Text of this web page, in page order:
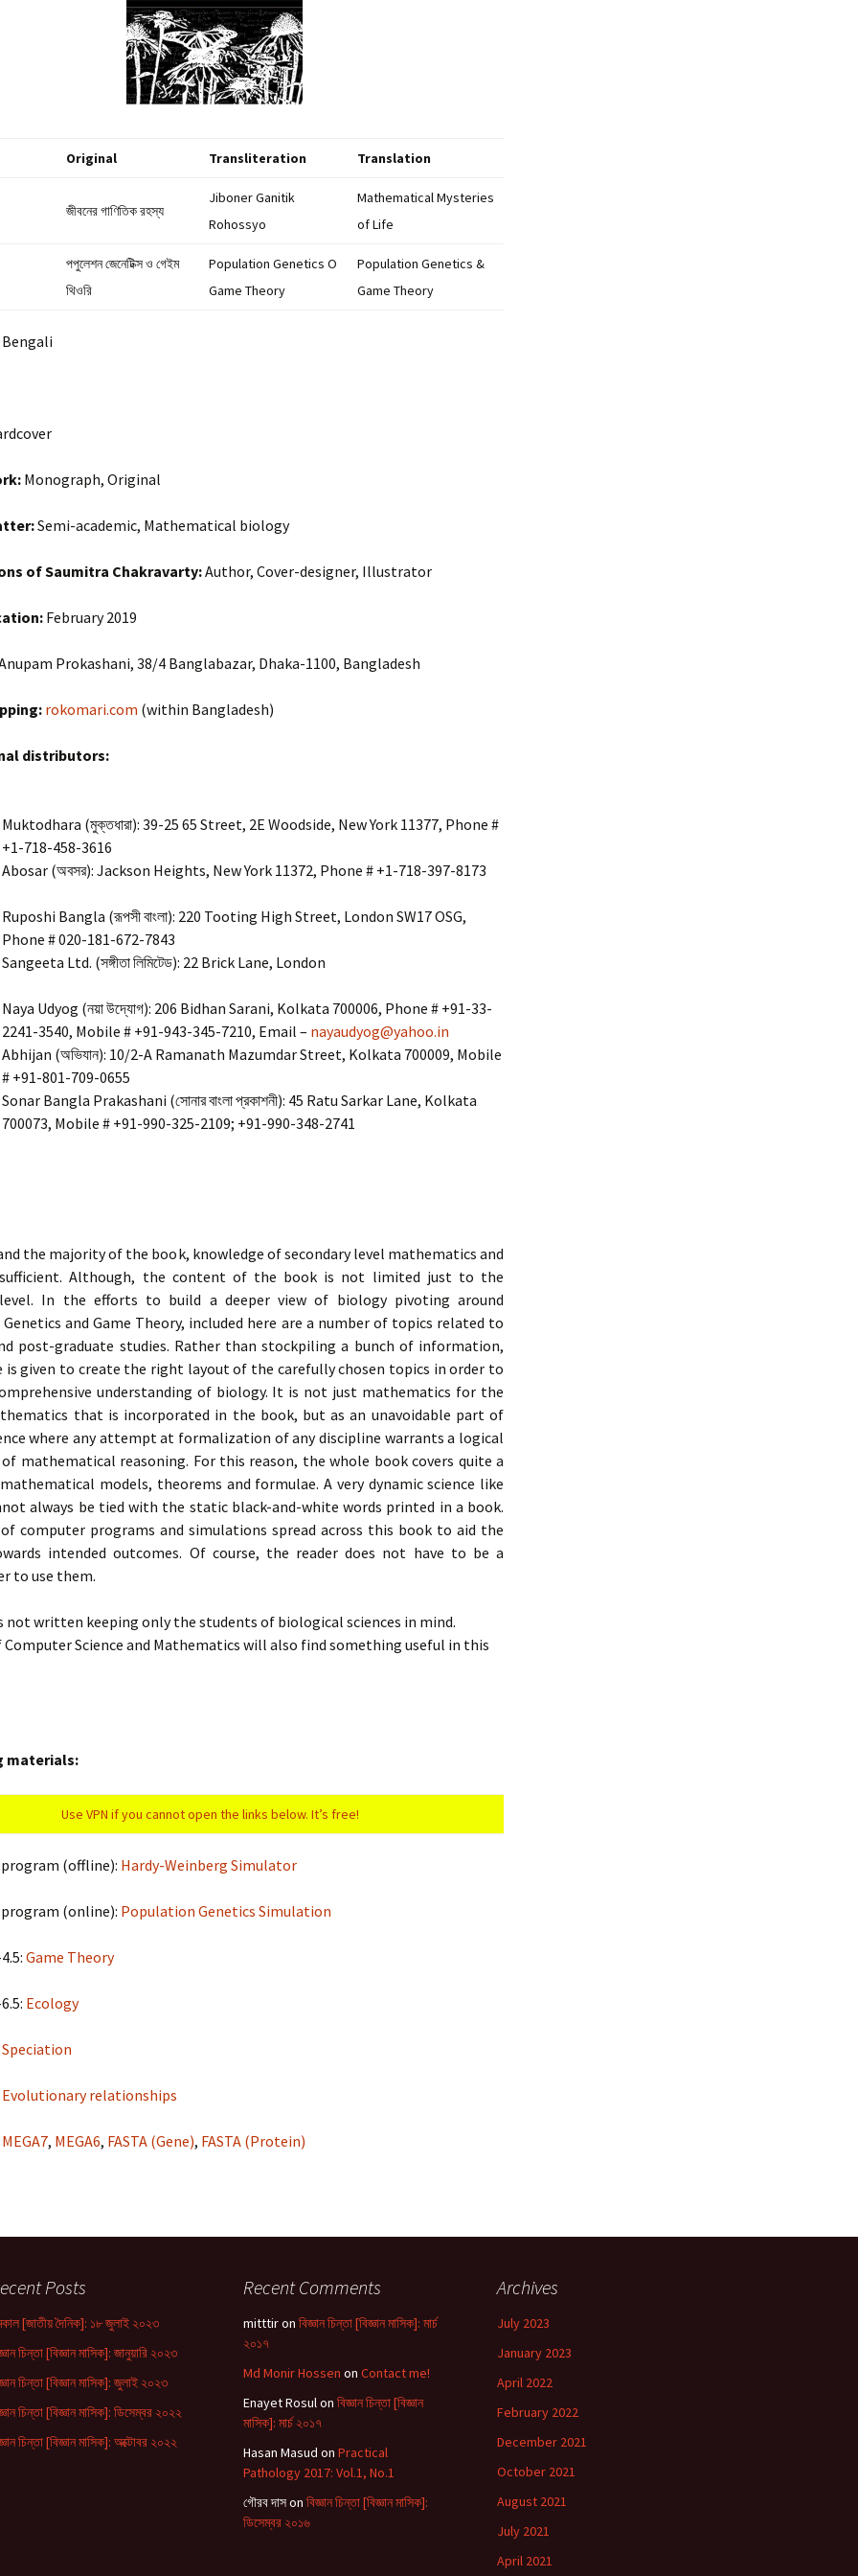
|
of
|
|
| Stories
Dhadha
|
Baje:
Original Transliteration Translation
জীবনের গাণিতিক রহস্য
Jiboner Ganitik
Rohossyo
Mathematical Mysteries
of Life
পপুলেশন জেনেটিক্স ও গেইম
থিওরি
Population Genetics O
Game Theory
Population Genetics &
Game Theory
Bengali
Monograph, Original
Semi-academic, Mathematical biology
of Saumitra Chakravarty:Author, Cover-designer, Illustrator
February 2019
Prokashani, 38/4 Banglabazar, Dhaka-1100, Bangladesh
rokomari.com (within Bangladesh)
distributors:
Muktodhara (মুক্তধারা): 39-25 65 Street, 2E Woodside, New York 11377, Phone #
+1-718-458-3616
Abosar (অবসর): Jackson Heights, New York 11372, Phone # +1-718-397-8173
Ruposhi Bangla (রূপসী বাংলা): 220 Tooting High Street, London SW17 OSG,
Phone # 020-181-672-7843
Sangeeta Ltd. (সঙ্গীতা লিমিটেড): 22 Brick Lane, London
Naya Udyog (নয়া উদ্যোগ): 206 Bidhan Sarani, Kolkata 700006, Phone # +91-33-
2241-3540, Mobile # +91-943-345-7210, Email – nayaudyog@yahoo.in
Abhijan (অভিযান): 10/2-A Ramanath Mazumdar Street, Kolkata 700009, Mobile
# +91-801-709-0655
Sonar Bangla Prakashani (সোনার বাংলা প্রকাশনী): 45 Ratu Sarkar Lane, Kolkata
700073, Mobile # +91-990-325-2109; +91-990-348-2741
the majority of the book, knowledge of secondary level mathematics and
Although, the content of the book is not limited just to the
level. In the efforts to build a deeper view of biology pivoting around
and Game Theory, included here are a number of topics related to
post-graduate studies. Rather than stockpiling a bunch of information,
is given to create the right layout of the carefully chosen topics in order to
understanding of biology. It is not just mathematics for the
that is incorporated in the book, but as an unavoidable part of
where any attempt at formalization of any discipline warrants a logical
mathematical reasoning. For this reason, the whole book covers quite a
models, theorems and formulae. A very dynamic science like
always be tied with the static black-and-white words printed in a book.
computer programs and simulations spread across this book to aid the
intended outcomes. Of course, the reader does not have to be a
to use them.
not written keeping only the students of biological sciences in mind.
Science and Mathematics will also find something useful in this
materials:
Use VPN if you cannot open the links below. It’s free!
(offline): Hardy-Weinberg Simulator
(online): Population Genetics Simulation
Game Theory
Ecology
Speciation
Evolutionary relationships
MEGA7, MEGA6, FASTA (Gene), FASTA (Protein)
Posts
[জাতীয় দৈনিক]: ১৮ জুলাই ২০২৩
চিন্তা [বিজ্ঞান মাসিক]: জানুয়ারি ২০২৩
চিন্তা [বিজ্ঞান মাসিক]: জুলাই ২০২৩
চিন্তা [বিজ্ঞান মাসিক]: ডিসেম্বর ২০২২
চিন্তা [বিজ্ঞান মাসিক]: অক্টোবর ২০২২
Recent Comments
mitttiron বিজ্ঞান চিন্তা [বিজ্ঞান মাসিক]: মার্চ
২০১৭
Md Monir Hossen on Contact me!
Enayet Rosulon বিজ্ঞান চিন্তা [বিজ্ঞান
মাসিক]: মার্চ ২০১৭
Hasan Masud on Practical
Pathology 2017: Vol.1, No.1
গৌরব দাসon বিজ্ঞান চিন্তা [বিজ্ঞান মাসিক]:
ডিসেম্বর ২০১৬
Archives
July 2023
January 2023
April 2022
February 2022
December 2021
October 2021
August 2021
July 2021
April 2021